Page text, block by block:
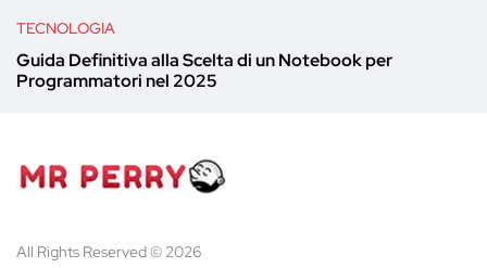
TECNOLOGIA
Guida Definitiva alla Scelta di un Notebook per
Programmatori nel 2025
All Rights Reserved © 2026